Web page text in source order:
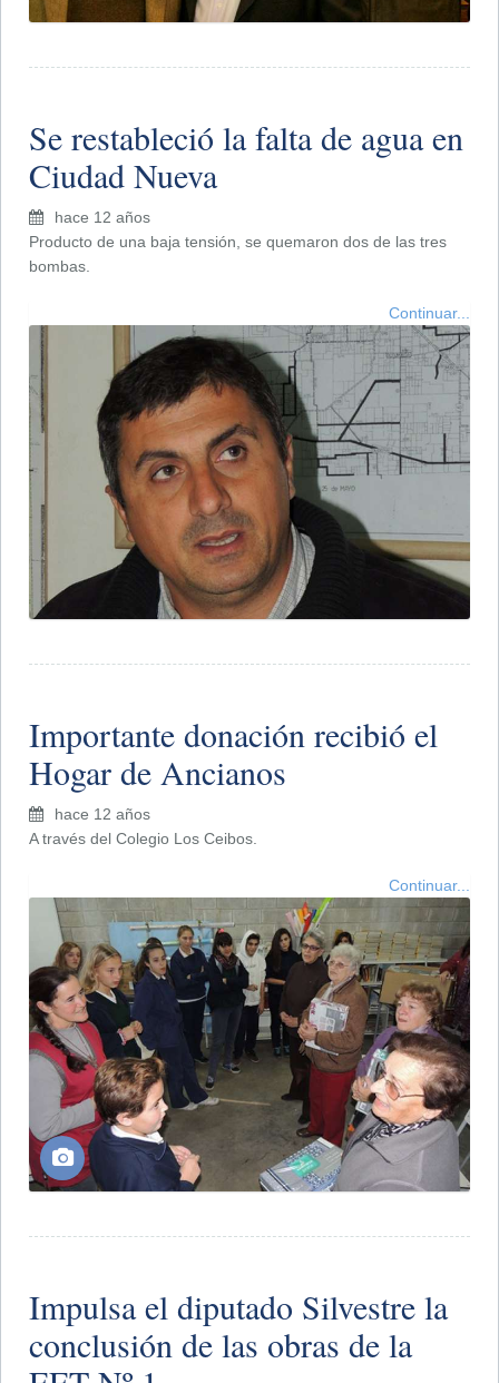
Se restableció la falta de agua en
Ciudad Nueva
hace 12 años
Producto de una baja tensión, se quemaron dos de las tres
bombas.
Continuar...
Importante donación recibió el
Hogar de Ancianos
hace 12 años
A través del Colegio Los Ceibos.
Continuar...
Impulsa el diputado Silvestre la
conclusión de las obras de la